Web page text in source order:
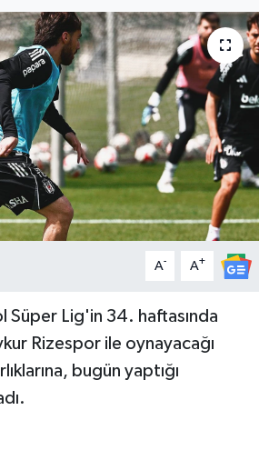
A- A+
Süper Lig'in 34. haftasında
Rizespor ile oynayacağı
bugün yaptığı